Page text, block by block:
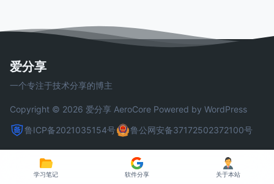
爱分享
一个专注于技术分享的博主
Copyright © 2026 爱分享 AeroCore Powered by WordPress
鲁ICP备2021035154号
鲁公网安备37172502372100号
学习笔记 软件分享 关于本站